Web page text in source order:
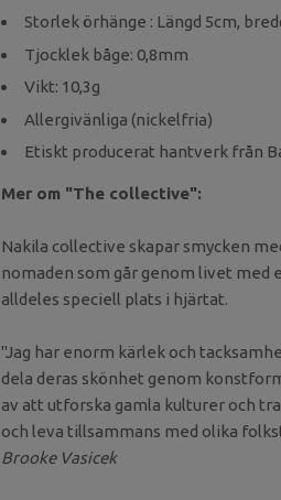
Storlek örhänge : Längd 5cm,
Tjocklek båge: 0,8mm
Vikt: 10,3g
Allergivänliga (nickelfria)
Etiskt producerat hantverk från
Mer om "The collective":
Nakila collective skapar smycken
nomaden som går genom livet med
alldeles speciell plats i hjärtat.
"Jag har enorm kärlek och
dela deras skönhet genom
av att utforska gamla kulturer och
och leva tillsammans med olika
Brooke Vasicek